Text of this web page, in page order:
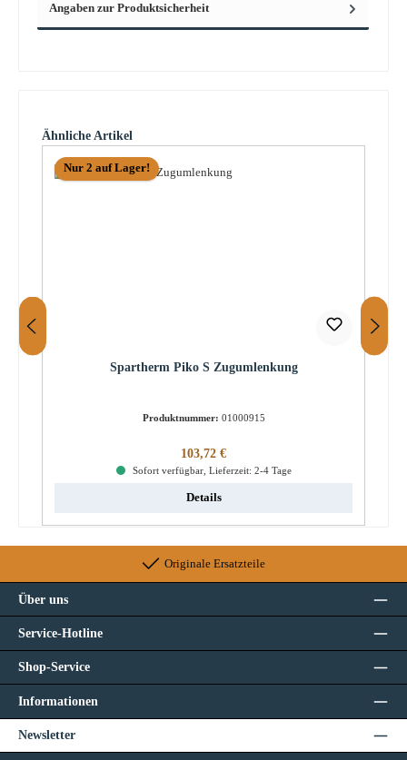
Angaben zur Produktsicherheit
Produktgalerie überspringen
Ähnliche Artikel
Nur 2 auf Lager!
Spartherm Piko S Zugumlenkung
Produktnummer: 01000915
Regulärer Preis:
103,72 €
Sofort verfügbar, Lieferzeit: 2-4 Tage
Details
Originale Ersatzteile
Über uns
Service-Hotline
Shop-Service
Informationen
Newsletter